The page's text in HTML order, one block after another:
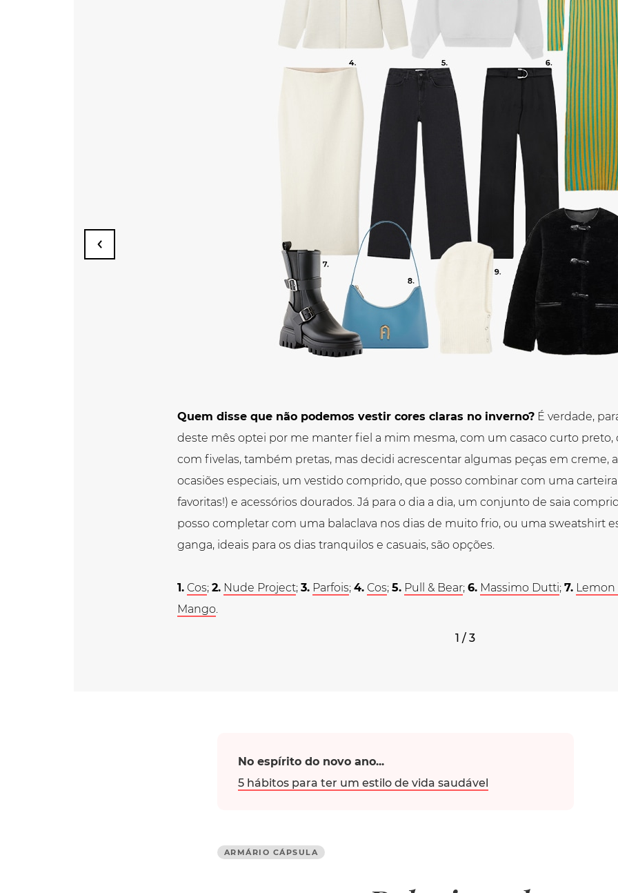
Quem disse que não podemos vestir cores claras no inverno?É verdade,
deste mês optei por me manter fiel a mim mesma, com um casaco curto preto,
com fivelas, também pretas, mas decidi acrescentar algumas peças em creme,
ocasiões especiais, um vestido comprido, que posso combinar com uma
favoritas!) e acessórios dourados. Já para o dia a dia, um conjunto de saia
posso completar com uma balaclava nos dias de muito frio, ou uma sweatshirt
ganga, ideais para os dias tranquilos e casuais, são opções.
1. Cos; 2. Nude Project; 3. Parfois; 4. Cos; 5. Pull & Bear; 6. Massimo Dutti; 7. Lemon
Mango.
1 / 3
No espírito do novo ano...
5 hábitos para ter um estilo de vida saudável
ARMÁRIO CÁPSULA